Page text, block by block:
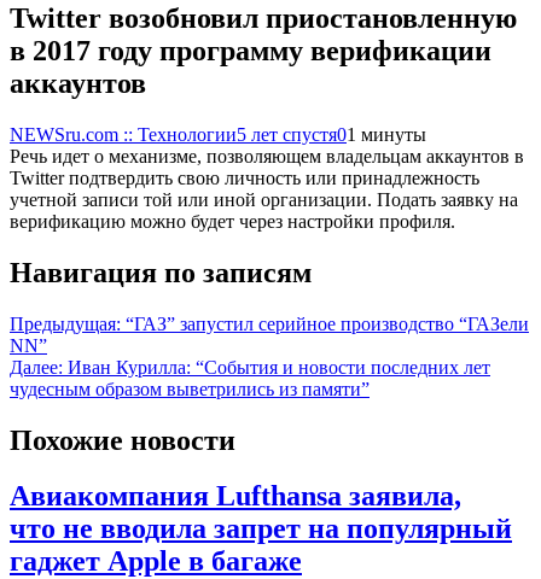
Twitter возобновил приостановленную
в 2017 году программу верификации
аккаунтов
NEWSru.com :: Технологии5 лет спустя01 минуты
Речь идет о механизме, позволяющем владельцам аккаунтов в
Twitter подтвердить свою личность или принадлежность
учетной записи той или иной организации. Подать заявку на
верификацию можно будет через настройки профиля.
Навигация по записям
Предыдущая: “ГАЗ” запустил серийное производство “ГАЗели
NN”
Далее: Иван Курилла: “События и новости последних лет
чудесным образом выветрились из памяти”
Похожие новости
Авиакомпания Lufthansa заявила,
что не вводила запрет на популярный
гаджет Apple в багаже